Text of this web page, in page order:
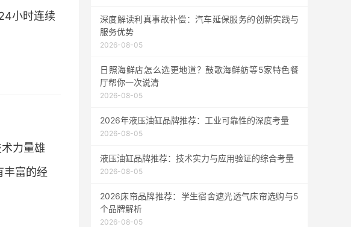
小时连续
力量雄
丰富的经
深度解读利真事故补偿：汽车延保服务的创新实践与
服务优势
2026-08-05
日照海鲜店怎么选更地道？鼓歌海鲜舫等5家特色餐
厅帮你一次说清
2026-08-05
2026年液压油缸品牌推荐：工业可靠性的深度考量
2026-08-05
液压油缸品牌推荐：技术实力与应用验证的综合考量
2026-08-05
2026床帘品牌推荐：学生宿舍遮光透气床帘选购与5
个品牌解析
2026-08-05